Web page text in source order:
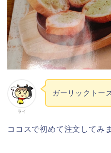
ライ
ガーリックトー
ココスで初めて注文してみ